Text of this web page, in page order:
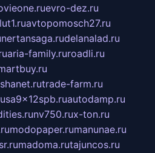
evro-dez.ru
avtopomosch27.ru
nertansaga.rudelanalad.ru
aria-family.ruroadli.ru
trade-farm.ru
autodamp.ru
nv750.rux-ton.ru
modopaper.rumanunae.ru
madoma.rutajuncos.ru